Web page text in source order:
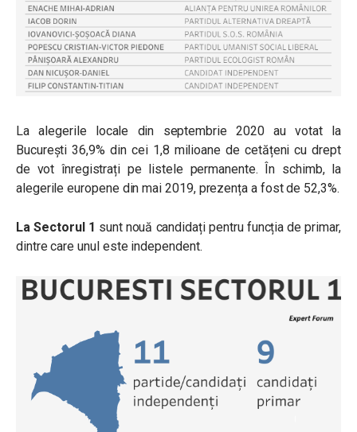
La alegerile locale din septembrie 2020 au votat la
București 36,9% din cei 1,8 milioane de cetățeni cu drept
de vot înregistrați pe listele permanente. În schimb, la
alegerile europene din mai 2019, prezența a fost de 52,3%.
La Sectorul 1 sunt nouă candidați pentru funcția de primar,
dintre care unul este independent.